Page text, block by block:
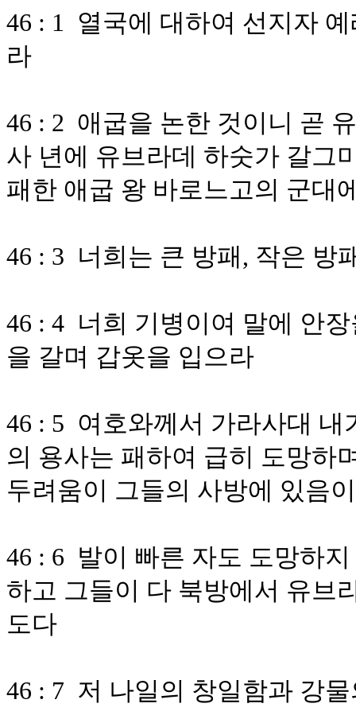
46 : 1 열국에 대하여 선지자
라
46 : 2 애굽을 논한 것이니 곧
사 년에 유브라데 하숫가 갈그
패한 애굽 왕 바로느고의 군대
46 : 3 너희는 큰 방패, 작은 방
46 : 4 너희 기병이여 말에 안
을 갈며 갑옷을 입으라
46 : 5 여호와께서 가라사대
의 용사는 패하여 급히 도망하
두려움이 그들의 사방에 있음
46 : 6 발이 빠른 자도 도망하
하고 그들이 다 북방에서 유브
도다
46 : 7 저 나일의 창일함과 강